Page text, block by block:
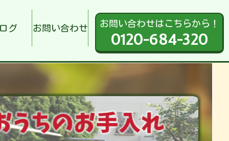
グ お問い合わせ お問い合わせはこちらから！
0120-684-320